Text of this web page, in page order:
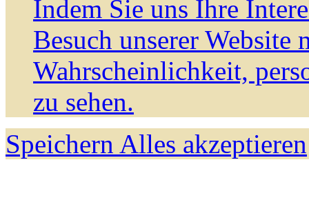
Indem Sie uns Ihre
Besuch unserer Website
Wahrscheinlichkeit,
zu sehen.
Speichern Alles akzeptieren